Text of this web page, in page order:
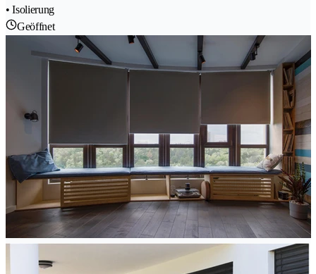
• Isolierung
Geöffnet